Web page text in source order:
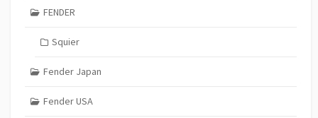
FENDER
Squier
Fender Japan
Fender USA